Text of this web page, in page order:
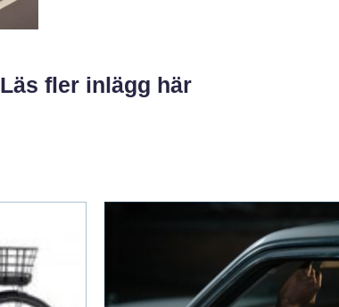
Läs fler inlägg här